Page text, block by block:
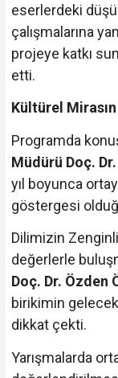
eserlerdeki
çalışmalarına
projeye katkı
etti.
Kültürel Mirasın
Programda
Müdürü Doç.
yıl boyunca
göstergesi
Dilimizin
değerlerle
Doç. Dr. Özden
birikimin
dikkat çekti.
Yarışmalarda